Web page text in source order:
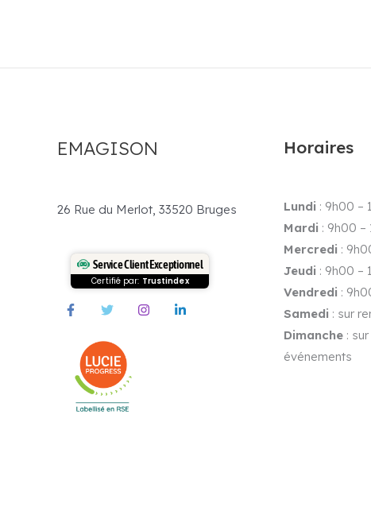
EMAGISON
26 Rue du Merlot, 33520 Bruges
Service Client Exceptionnel
Certifié par: Trustindex
Horaires
Lundi : 9h00 –
Mardi : 9h00 –
Mercredi :
Jeudi : 9h00 –
Vendredi :
Samedi : sur
Dimanche :
événements